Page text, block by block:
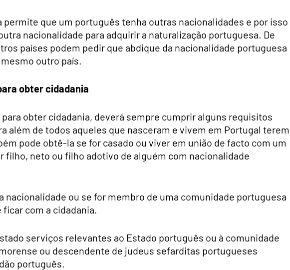
permite que um português tenha outras nacionalidades e por isso
nacionalidade para adquirir a naturalização portuguesa. De
países podem pedir que abdique da nacionalidade portuguesa
outro país.
obter cidadania
obter cidadania, deverá sempre cumprir alguns requisitos
além de todos aqueles que nasceram e vivem em Portugal terem
pode obtê-la se for casado ou viver em união de facto com um
filho, neto ou filho adotivo de alguém com nacionalidade
nacionalidade ou se for membro de uma comunidade portuguesa
com a cidadania.
serviços relevantes ao Estado português ou à comunidade
ou descendente de judeus sefarditas portugueses
português.